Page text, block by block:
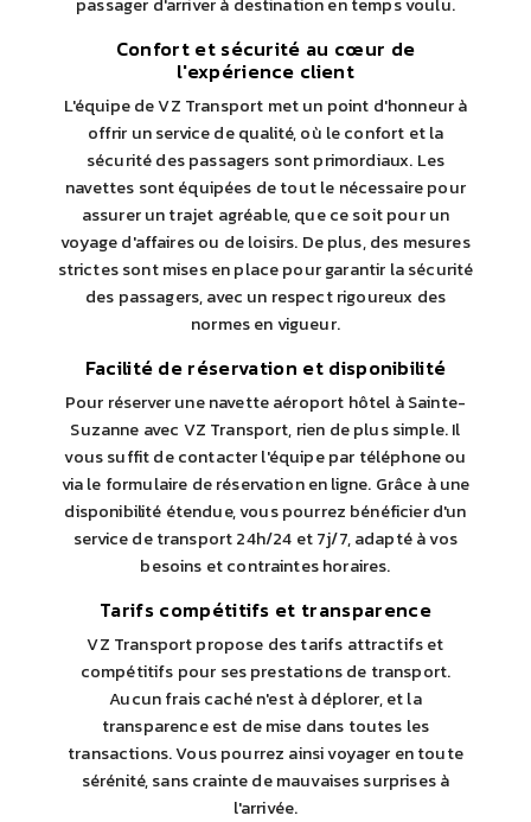
Confort et sécurité au cœur de
l'expérience client
L'équipe de VZ Transport met un point d'honneur à
offrir un service de qualité, où le confort et la
sécurité des passagers sont primordiaux. Les
navettes sont équipées de tout le nécessaire pour
assurer un trajet agréable, que ce soit pour un
voyage d'affaires ou de loisirs. De plus, des mesures
strictes sont mises en place pour garantir la sécurité
des passagers, avec un respect rigoureux des
normes en vigueur.
Facilité de réservation et disponibilité
Pour réserver une navette aéroport hôtel à Sainte-
Suzanne avec VZ Transport, rien de plus simple. Il
vous suffit de contacter l'équipe par téléphone ou
via le formulaire de réservation en ligne. Grâce à une
disponibilité étendue, vous pourrez bénéficier d'un
service de transport 24h/24 et 7j/7, adapté à vos
besoins et contraintes horaires.
Tarifs compétitifs et transparence
VZ Transport propose des tarifs attractifs et
compétitifs pour ses prestations de transport.
Aucun frais caché n'est à déplorer, et la
transparence est de mise dans toutes les
transactions. Vous pourrez ainsi voyager en toute
sérénité, sans crainte de mauvaises surprises à
l'arrivée.